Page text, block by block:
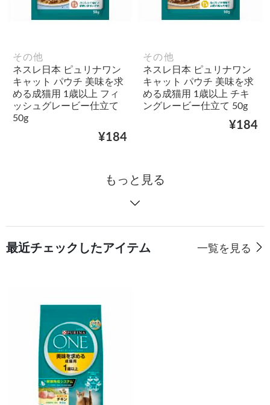
その他
ネスレ日本 ピュリナワン
キャット パウチ 美味を求
める成猫用 1歳以上 フィ
ッシュグレービー仕立て
50g
¥184
その他
ネスレ日本 ピュリナワン
キャット パウチ 美味を求
める成猫用 1歳以上 チキ
ングレービー仕立て 50g
¥184
もっと見る
最近チェックしたアイテム 一覧を見る